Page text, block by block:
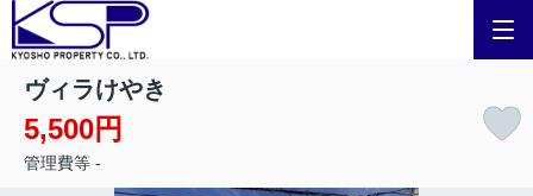
ヴィラけやき
5,500円
管理費等 -